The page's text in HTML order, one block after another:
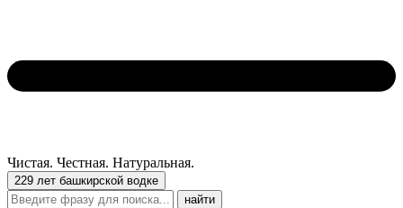
Чистая. Честная. Натуральная.
229 лет башкирской водке
Поиск: